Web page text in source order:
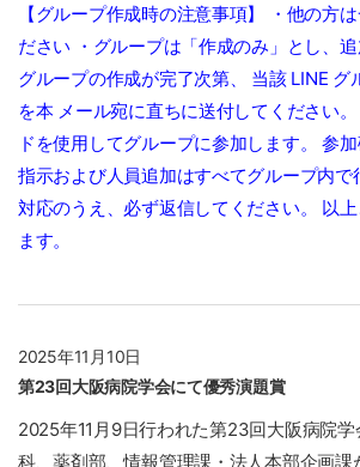
【グループ作成時の注意事項】 ・他の方
ださい ・グループは「作成のみ」とし、
グループの作成が完了次第、 当該 LINE グ
を本 メール宛に直ちに送付してください
ドを使用してグループに参加します。 参
指示および人員追加はすべてグループ内で
対応のうえ、必ず返信してください。 以
ます。
2025年11月10日
第23回大阪病院学会にて優秀演題賞
2025年11月9日行われた第23回大阪病院
科、薬剤部、情報管理課・法人本部企画課